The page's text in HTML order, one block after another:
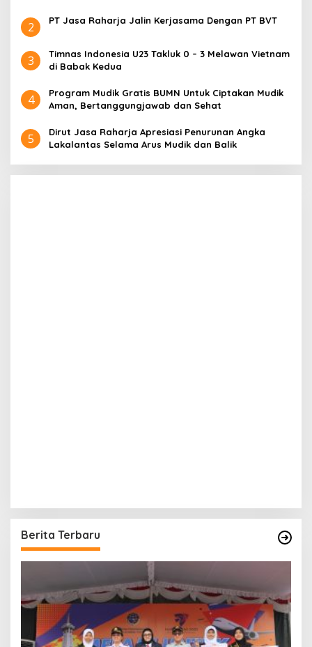
2 PT Jasa Raharja Jalin Kerjasama Dengan PT BVT
3
Timnas Indonesia U23 Takluk 0 – 3 Melawan Vietnam
di Babak Kedua
4
Program Mudik Gratis BUMN Untuk Ciptakan Mudik
Aman, Bertanggungjawab dan Sehat
5
Dirut Jasa Raharja Apresiasi Penurunan Angka
Lakalantas Selama Arus Mudik dan Balik
Berita Terbaru